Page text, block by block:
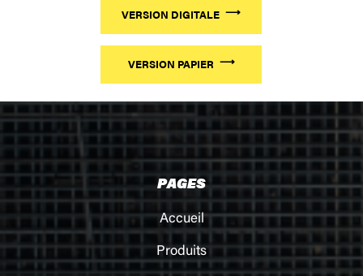
VERSION DIGITALE
VERSION PAPIER
PAGES
Accueil
Produits